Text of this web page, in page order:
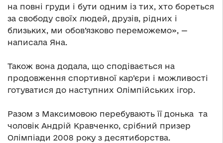
на повні груди і бути одним із тих, хто бореться
за свободу своїх людей, друзів, рідних і
близьких, ми обов’язково переможемо», —
написала Яна.
Також вона додала, що сподівається на
продовження спортивної кар’єри і можливості
готуватися до наступних Олімпійських ігор.
Разом з Максимовою перебувають її донька та
чоловік Андрій Кравченко, срібний призер
Олімпіади 2008 року з десятиборства.